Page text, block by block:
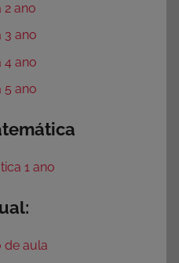
2 ano
3 ano
4 ano
5 ano
1 ano
de aula